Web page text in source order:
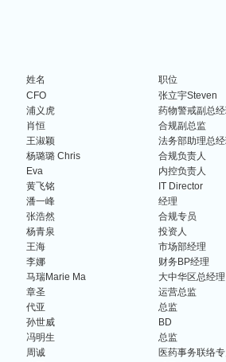
姓名
职位
CFO
张立宇Steven
浦义虎
药物警戒副总
肖恒
合规副总监
王淑颖
法务部助理总
杨璐璐 Chris
合规负责人
Eva
内控负责人
黄飞铭
IT Director
潘一峰
经理
张浩然
合规专员
杨青泉
投资人
王海
市场部经理
李娜
财务BP经理
马瑞Marie Ma
大中华区总经理
章圣
运营总监
代亚
总监
孙世威
BD
冯明生
总监
周诚
医药事务联络